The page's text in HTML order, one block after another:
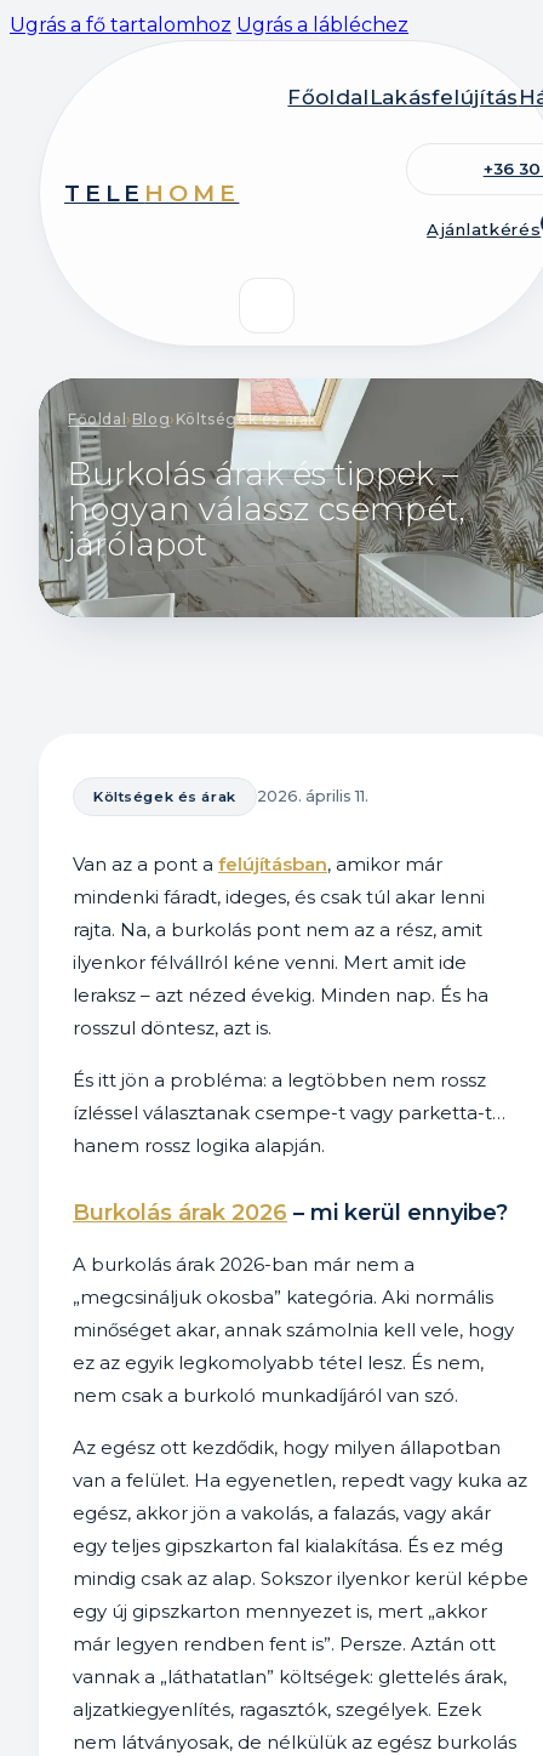
Ugrás a fő tartalomhoz Ugrás a lábléchez
TELE HOME
Főoldal Lakásfelújítás
+36
Ajánlatkérés
Főoldal › Blog› Költségek és árak
Burkolás árak és tippek –
hogyan válassz csempét,
járólapot
Költségek és árak 2026. április 11.
Van az a pont a felújításban, amikor már
mindenki fáradt, ideges, és csak túl akar lenni
rajta. Na, a burkolás pont nem az a rész, amit
ilyenkor félvállról kéne venni. Mert amit ide
leraksz – azt nézed évekig. Minden nap. És ha
rosszul döntesz, azt is.
És itt jön a probléma: a legtöbben nem rossz
ízléssel választanak csempe-t vagy parketta-t…
hanem rossz logika alapján.
Burkolás árak 2026 – mi kerül ennyibe?
A burkolás árak 2026-ban már nem a
„megcsináljuk okosba” kategória. Aki normális
minőséget akar, annak számolnia kell vele, hogy
ez az egyik legkomolyabb tétel lesz. És nem,
nem csak a burkoló munkadíjáról van szó.
Az egész ott kezdődik, hogy milyen állapotban
van a felület. Ha egyenetlen, repedt vagy kuka az
egész, akkor jön a vakolás, a falazás, vagy akár
egy teljes gipszkarton fal kialakítása. És ez még
mindig csak az alap. Sokszor ilyenkor kerül képbe
egy új gipszkarton mennyezet is, mert „akkor
már legyen rendben fent is”. Persze. Aztán ott
vannak a „láthatatlan” költségek: glettelés árak,
aljzatkiegyenlítés, ragasztók, szegélyek. Ezek
nem látványosak, de nélkülük az egész burkolás